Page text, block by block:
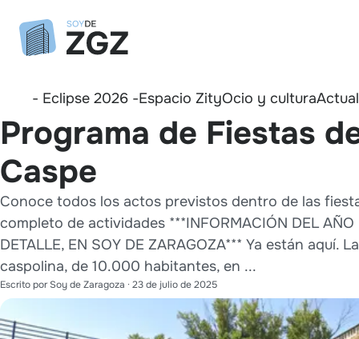
- Eclipse 2026 -Espacio ZityOcio y cultura
Programa de Fiestas
Caspe
Conoce todos los actos previstos dentro de las
completo de actividades ***INFORMACIÓN DEL AÑO
DETALLE, EN SOY DE ZARAGOZA*** Ya están
caspolina, de 10.000 habitantes, en ...
Escrito porSoy de Zaragoza · 23 de julio de 2025